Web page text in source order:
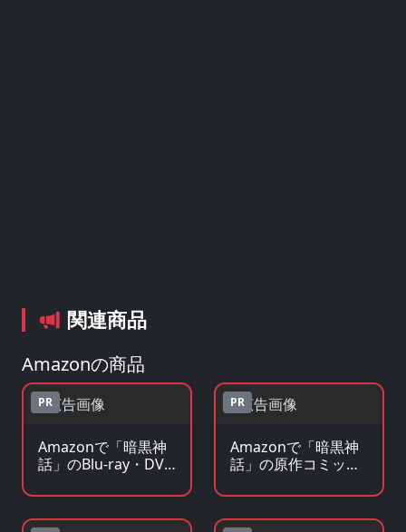
関連商品
Amazonの商品
PR
Amazonで「暗黒神
話」のBlu-ray・DVD
PR
Amazonで「暗黒神
話」の原作コミック